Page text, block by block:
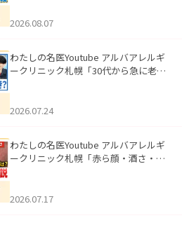
ました。
2026.08.07
わたしの名医Youtube アルバアレルギ
ークリニック札幌「30代から急に老け
た。
2026.07.24
わたしの名医Youtube アルバアレルギ
ークリニック札幌「赤ら顔・酒さ・ニ
した。
2026.07.17